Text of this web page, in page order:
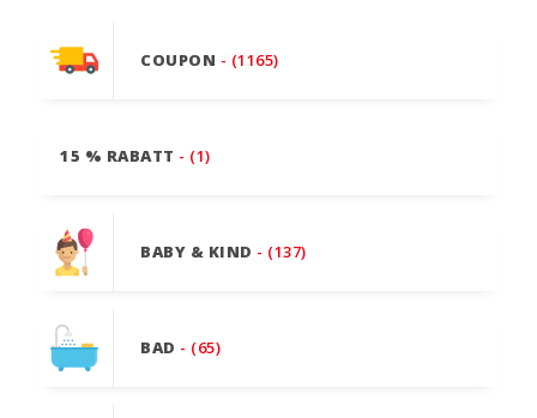
COUPON - (1165)
15 % RABATT - (1)
BABY & KIND - (137)
BAD - (65)